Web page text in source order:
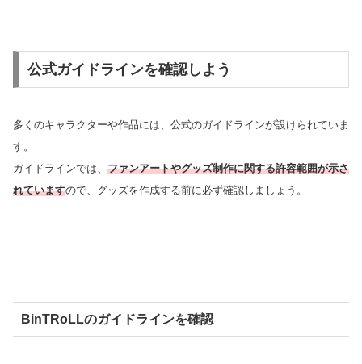
公式ガイドラインを確認しよう
多くのキャラクターや作品には、公式のガイドラインが設けられていま
す。
ガイドラインでは、 ファンアートやグッズ制作に関する許容範囲が示さ
れていますので、グッズを作成する前に必ず確認しましょう。
BinTRoLLのガイドラインを確認